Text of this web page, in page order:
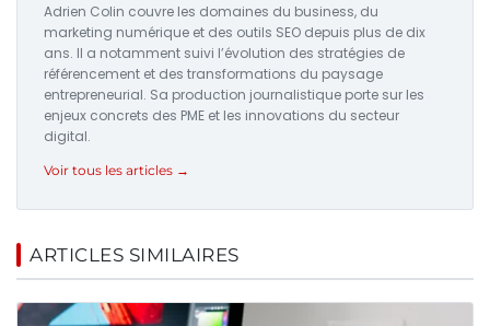
Adrien Colin couvre les domaines du business, du
marketing numérique et des outils SEO depuis plus de dix
ans. Il a notamment suivi l’évolution des stratégies de
référencement et des transformations du paysage
entrepreneurial. Sa production journalistique porte sur les
enjeux concrets des PME et les innovations du secteur
digital.
Voir tous les articles →
ARTICLES SIMILAIRES